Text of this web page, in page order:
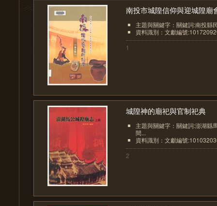
南投市城隍信仰與迎城隍廟
主題與關鍵字：關鍵詞:南投縣
資料識別：文獻編號
1
城隍神的廟祀與官制祀典
主題與關鍵字：關鍵詞:澎湖縣
間...
資料識別：文獻編號
2